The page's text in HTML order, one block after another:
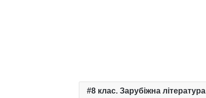
8 клас. Зарубіжна література